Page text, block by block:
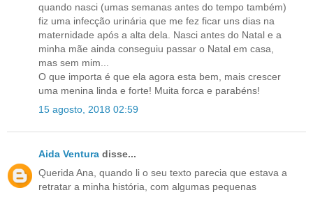
quando nasci (umas semanas antes do tempo também)
fiz uma infecção urinária que me fez ficar uns dias na
maternidade após a alta dela. Nasci antes do Natal e a
minha mãe ainda conseguiu passar o Natal em casa,
mas sem mim...
O que importa é que ela agora esta bem, mais crescer
uma menina linda e forte! Muita forca e parabéns!
15 agosto, 2018 02:59
Aida Ventura disse...
Querida Ana, quando li o seu texto parecia que estava a
retratar a minha história, com algumas pequenas